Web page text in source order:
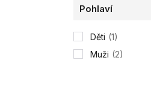
Pohlaví
Děti (1)
Muži (2)